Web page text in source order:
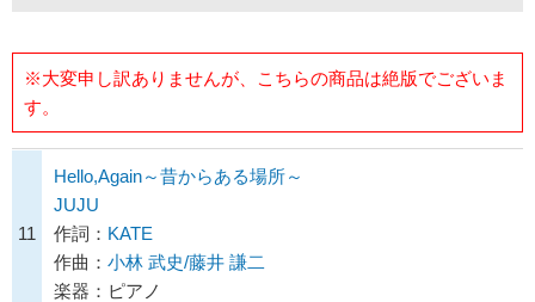
※大変申し訳ありませんが、こちらの商品は絶版でございま
す。
11
Hello,Again～昔からある場所～
JUJU
作詞： KATE
作曲： 小林 武史/藤井 謙二
楽器：ピアノ